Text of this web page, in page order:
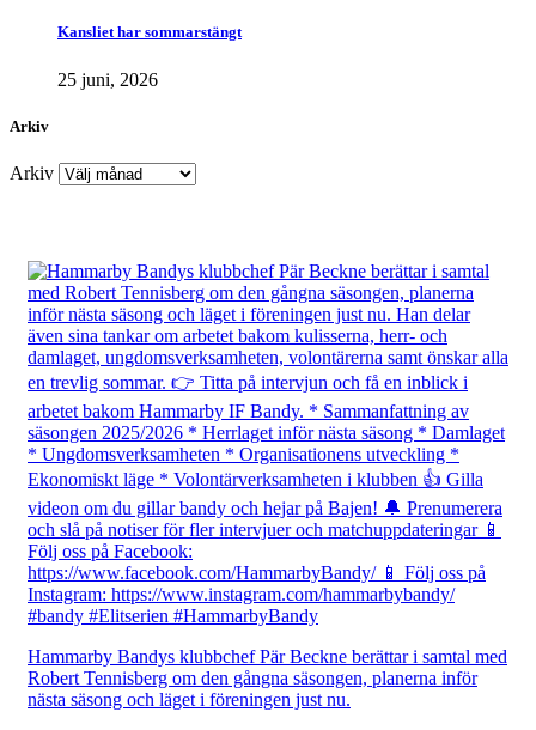
Kansliet har sommarstängt
25 juni, 2026
Arkiv
Arkiv
Hammarby Bandys klubbchef Pär Beckne berättar i samtal med
Robert Tennisberg om den gångna säsongen, planerna inför
nästa säsong och läget i föreningen just nu.